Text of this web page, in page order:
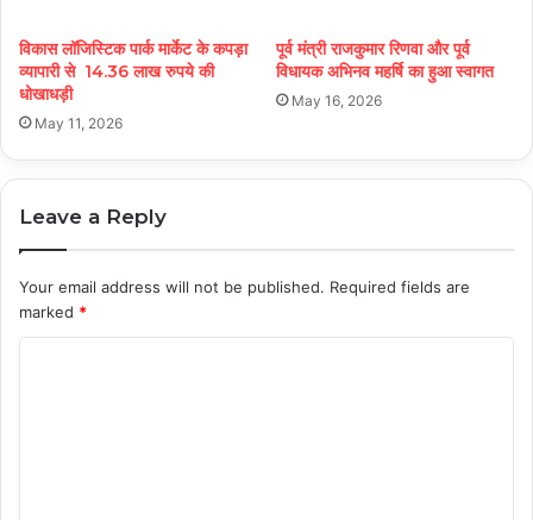
विकास लॉजिस्टिक पार्क मार्केट के कपड़ा
व्यापारी से 14.36 लाख रुपये की
धोखाधड़ी
May 11, 2026
पूर्व मंत्री राजकुमार रिणवा और पूर्व
विधायक अभिनव महर्षि का हुआ स्वागत
May 16, 2026
Leave a Reply
Your email address will not be published. Required fields are
marked *